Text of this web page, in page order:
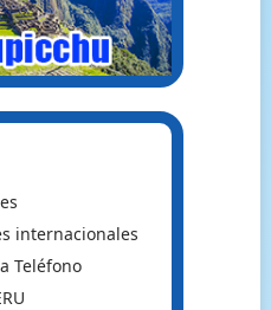
internacionales
Teléfono